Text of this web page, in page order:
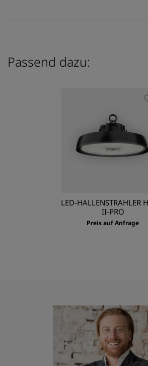
Passend dazu:
LED-HALLENSTRAHLER
II-PRO
Preis auf Anfrage